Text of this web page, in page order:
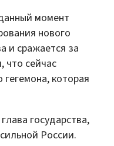
момент
нового
и сражается за
что сейчас
которая
государства,
России.